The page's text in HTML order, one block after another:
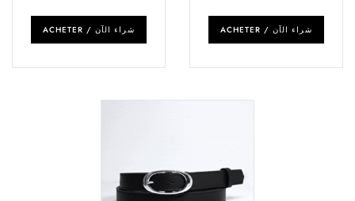
ACHETER / شراء الآن ACHETER / شراء الآن